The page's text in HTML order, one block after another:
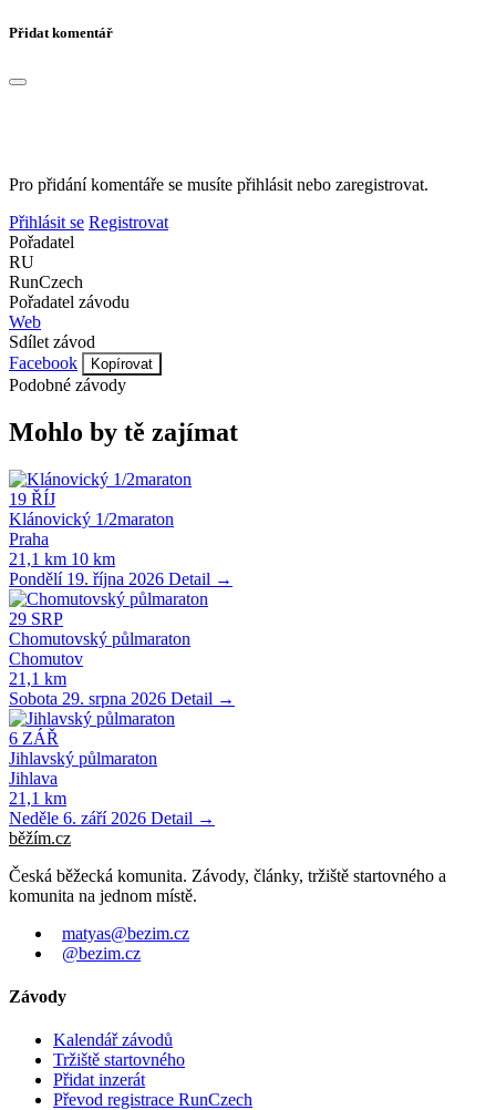
Přidat komentář
Pro přidání komentáře se musíte přihlásit nebo zaregistrovat.
Přihlásit se Registrovat
Pořadatel
RU
RunCzech
Pořadatel závodu
Web
Sdílet závod
Facebook
Kopírovat
Podobné závody
Mohlo by tě zajímat
19 ŘÍJ
Klánovický 1/2maraton
Praha
21,1 km 10 km
Pondělí 19. října 2026 Detail →
29 SRP
Chomutovský půlmaraton
Chomutov
21,1 km
Sobota 29. srpna 2026 Detail →
6 ZÁŘ
Jihlavský půlmaraton
Jihlava
21,1 km
Neděle 6. září 2026 Detail →
běžím.cz
Česká běžecká komunita. Závody, články, tržiště startovného a
komunita na jednom místě.
matyas@bezim.cz
@bezim.cz
Závody
Kalendář závodů
Tržiště startovného
Přidat inzerát
Převod registrace RunCzech